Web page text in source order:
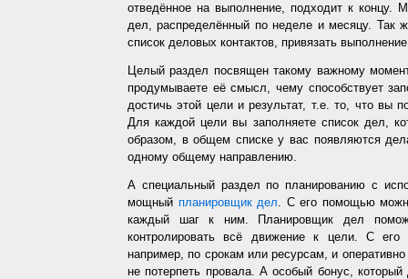
отведённое на выполнение, подходит к концу.
дел, распределённый по неделе и месяцу. Так
список деловых контактов, привязать
Целый раздел посвящен такому важному
продумываете её смысл, чему способствует
достичь этой цели и результат, т.е. то, что вы
Для каждой цели вы заполняете список дел,
образом, в общем списке у вас появляются
одному общему направлению.
А специальный раздел по планированию с
мощный планировщик дел. С его помощью
каждый шаг к ним. Планировщик дел
контролировать всё движение к цели. С
например, по срокам или ресурсам, и
не потерпеть провала. А особый бонус,